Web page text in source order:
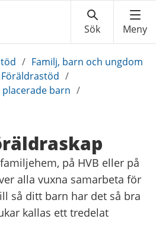
/ Familj, barn och ungdom
Föräldrastöd /
barn /
på HVB eller på
alla vuxna samarbeta för
så ditt barn har det så bra
kallas ett tredelat